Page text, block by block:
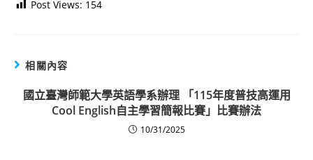
Post Views: 154
相關內容
國立臺灣師範大學英語學系辦理 「115年度普技高運用
Cool English自主學習簡報比賽」比賽辦法
10/31/2025